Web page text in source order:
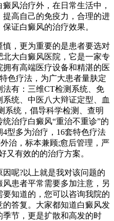
风治疗外，在日常生活中，
高自己的免疫力，合理的进
证白癜风的治疗效果。
，更为重要的是患者要选对
大白癜风医院，它是一家专
有高端医疗设备和精湛的医
色疗法，为广大患者量肤定
有：三维CT检测系统、免
统、中医八大辩证定型、血
系统，倡导科学检测、查明
治疗白癜风“重治不重诊”的
型多为治疗，16套特色疗法
治，标本兼顾;愈后管理，严
又有效的的治疗方案。
呢?以上就是我对该问题的
患者平常需要多加注意，另
知道的，您可以咨询我院的
答复。大家都知道白癜风发
节，更是扩散和高发的时